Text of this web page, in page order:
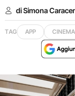
di Simona
TAG APP CINEMA